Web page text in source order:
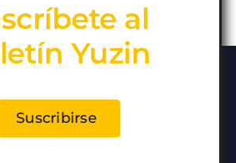
al
Yuzin
Suscribirse